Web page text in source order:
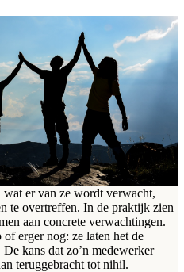
er van ze wordt verwacht,
te overtreffen. In de praktijk zien
aan concrete verwachtingen.
erger nog: ze laten het de
kans dat zo’n medewerker
teruggebracht tot nihil.